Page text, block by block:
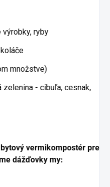
ryby
množstve)
- cibuľa, cesnak,
vermikompostér pre
dážďovky my: